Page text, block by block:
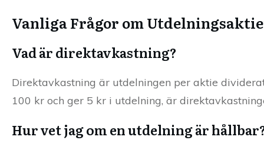
Vanliga Frågor om
Vad är direktavkastning?
Direktavkastning är utdelningen per aktie
100 kr och ger 5 kr i utdelning, är
Hur vet jag om en utdelning är